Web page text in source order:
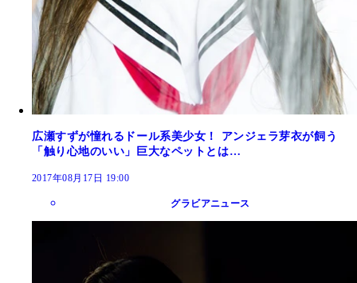
広瀬すずが憧れるドール系美少女！ アンジェラ芽衣が飼う
「触り心地のいい」巨大なペットとは…
2017年08月17日 19:00
グラビアニュース